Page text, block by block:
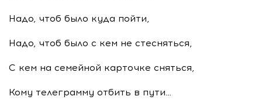
Надо, чтоб было куда пойти,
Надо, чтоб было с кем не стесняться,
С кем на семейной карточке сняться,
Кому телеграмму отбить в пути…